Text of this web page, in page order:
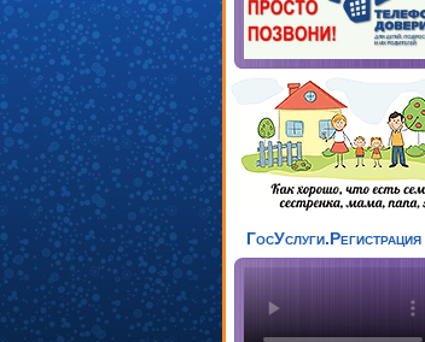
ГосУслуги.Регистрация